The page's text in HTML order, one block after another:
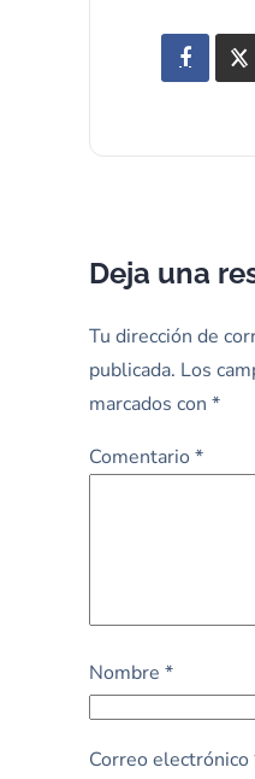
Deja una
Tu dirección de
publicada. Los
marcados con *
Comentario *
Nombre *
Correo electrónico